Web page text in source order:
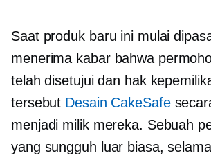
Saat produk baru ini mulai
menerima kabar bahwa
telah disetujui dan hak
tersebut Desain CakeSafe
menjadi milik mereka. Sebuah
yang sungguh luar biasa,